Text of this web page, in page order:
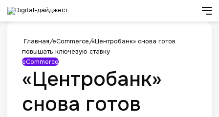
Главная/eCommerce/«Центробанк» снова готов
повышать ключевую ставку
eCommerce
«Центробанк»
снова готов